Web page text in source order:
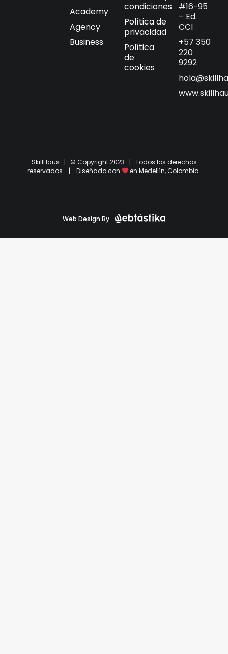
Academy
Agency
Business
condiciones
Política de
privacidad
Política
de
cookies
#16-95
– Ed.
CCI
+57 350
220
9292
SkillHaus | © Copyright 2023 | Todos los derechos
reservados. | Diseñado con
en Medellín, Colombia.
Web Design By